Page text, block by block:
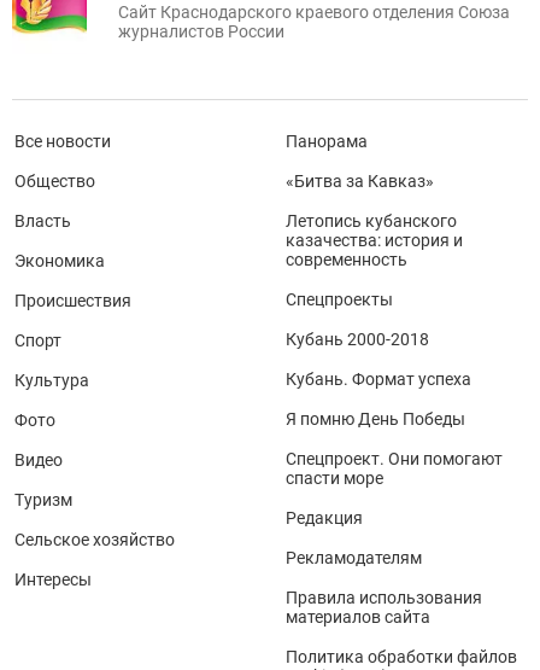
Сайт Краснодарского краевого отделения Союза
журналистов России
Все новости
Общество
Власть
Экономика
Происшествия
Спорт
Культура
Фото
Видео
Туризм
Сельское хозяйство
Интересы
Панорама
«Битва за Кавказ»
Летопись кубанского
казачества: история и
современность
Спецпроекты
Кубань 2000-2018
Кубань. Формат успеха
Я помню День Победы
Спецпроект. Они помогают
спасти море
Редакция
Рекламодателям
Правила использования
материалов сайта
Политика обработки файлов